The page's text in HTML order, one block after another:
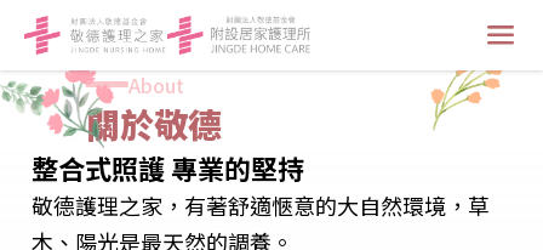
About
關於敬德
整合式照護 專業的堅持
敬德護理之家，有著舒適愜意的大自然環境，草
木、陽光是最天然的調養。